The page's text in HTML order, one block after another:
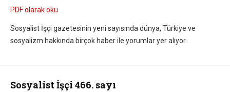
PDF olarak oku
Sosyalist İşçi gazetesinin yeni sayısında dünya, Türkiye ve
sosyalizm hakkında birçok haber ile yorumlar yer alıyor.
Sosyalist İşçi 466. sayı